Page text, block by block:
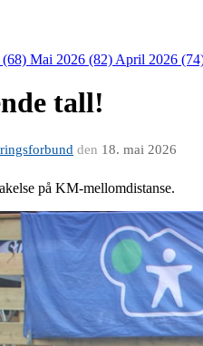
(68) Mai 2026 (82) April 2026
tall!
den 18. mai 2026
på KM-mellomdistanse.